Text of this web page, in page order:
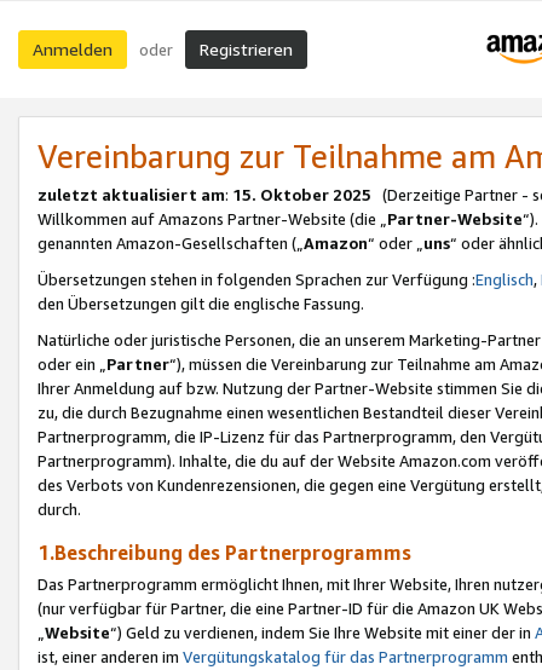
Anmelden oder Registrieren
Vereinbarung zur Teilnahme am
zuletzt aktualisiert am: 15. Oktober 2025 (Derzeitige Partner -
Willkommen auf Amazons Partner-Website (die „Partner-Website
genannten Amazon-Gesellschaften („Amazon“ oder „uns“ oder
Übersetzungen stehen in folgenden Sprachen zur Verfügung :Englisch,
den Übersetzungen gilt die englische Fassung.
Natürliche oder juristische Personen, die an unserem Marketing-
oder ein „Partner“), müssen die Vereinbarung zur Teilnahme am
Ihrer Anmeldung auf bzw. Nutzung der Partner-Website stimmen Sie
zu, die durch Bezugnahme einen wesentlichen Bestandteil dieser
Partnerprogramm, die IP-Lizenz für das Partnerprogramm, den
Partnerprogramm). Inhalte, die du auf der Website Amazon.com
des Verbots von Kundenrezensionen, die gegen eine Vergütung
durch.
1.Beschreibung des Partnerprogramms
Das Partnerprogramm ermöglicht Ihnen, mit Ihrer Website, Ihren
(nur verfügbar für Partner, die eine Partner-ID für die Amazon UK
Website“) Geld zu verdienen, indem Sie Ihre Website mit einer der in
ist, einer anderen im Vergütungskatalog für das Partnerprogramm